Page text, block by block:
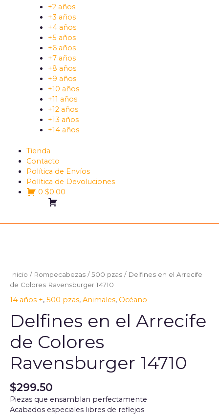
+2 años
+3 años
+4 años
+5 años
+6 años
+7 años
+8 años
+9 años
+10 años
+11 años
+12 años
+13 años
+14 años
Tienda
Contacto
Política de Envíos
Política de Devoluciones
0 $0.00
Inicio / Rompecabezas /500 pzas / Delfines en el Arrecife
de Colores Ravensburger 14710
14 años +, 500 pzas, Animales, Océano
Delfines en el Arrecife
de Colores
Ravensburger 14710
$299.50
Piezas que ensamblan perfectamente
Acabados especiales libres de reflejos